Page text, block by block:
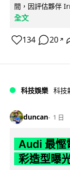
間，因評估夥伴
全文
134 20 ↗
科技娛樂 科技
duncan 1 日
Audi 最
彩造型曝